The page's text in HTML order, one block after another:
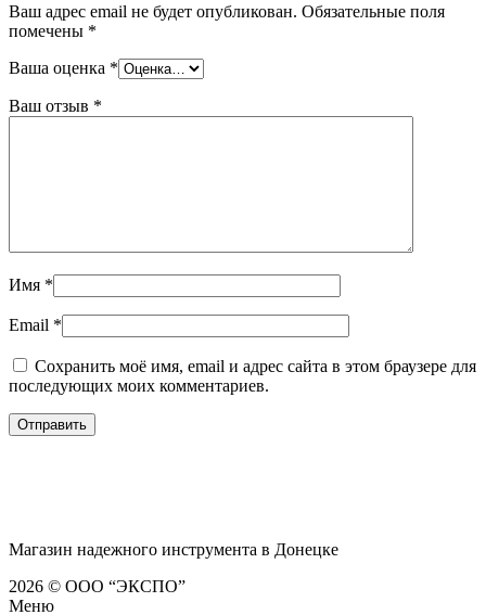
Ваш адрес email не будет опубликован. Обязательные поля
помечены *
Ваша оценка *
Ваш отзыв *
Имя *
Email *
Сохранить моё имя, email и адрес сайта в этом браузере для
последующих моих комментариев.
Магазин надежного инструмента в Донецке
2026 © ООО “ЭКСПО”
Меню